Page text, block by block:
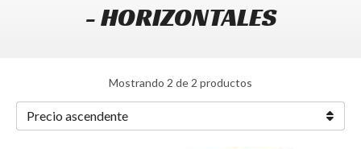
- HORIZONTALES
Mostrando 2 de 2 productos